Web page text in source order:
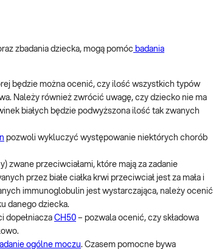
zbadania dziecka, mogą pomóc badania
będzie można ocenić, czy ilość wszystkich typów
Należy również zwrócić uwagę, czy dziecko nie ma
białych będzie podwyższona ilość tak zwanych
pozwoli wykluczyć występowanie niektórych chorób
zwane przeciwciałami, które mają za zadanie
przez białe ciałka krwi przeciwciał jest za mała i
immunoglobulin jest wystarczająca, należy ocenić
danego dziecka.
dopełniacza CH50 – pozwala ocenić, czy składowa
ogólne moczu. Czasem pomocne bywa